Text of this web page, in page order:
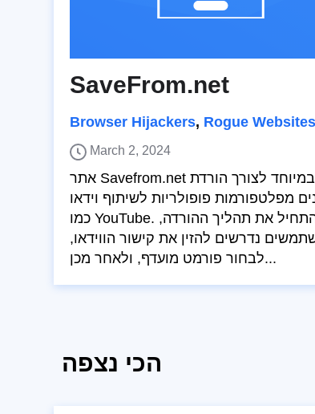
SaveFrom.net
Browser Hijackers, Rogue Websites
March 2, 2024
אתר Savefrom.net נוצר במיוחד לצורך הורדת
מפלטפורמות פופולריות לשיתוף וידאו
כמו YouTube. כדי להתחיל את תהליך ההורדה,
נדרשים להזין את קישור הווידאו,
לבחור פורמט מועדף, ולאחר מכן...
הכי נצפה